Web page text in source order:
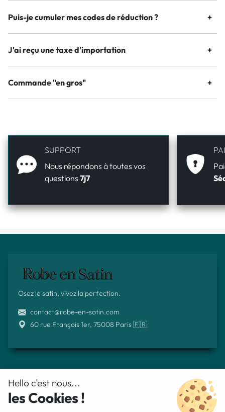
Hello c'est nous...
les Cookies !
Puis-je cumuler mes codes de réduction ?
J'ai reçu une taxe d'importation
Commande "en gros"
SUPPORT
Nous répondons à toutes vos
questions 7j7
Osez le satin, vivez la perfection.
contact@robe-en-satin.com
60 rue François 1er, 75008 Paris 🇫🇷
BESOIN D'AIDE ?